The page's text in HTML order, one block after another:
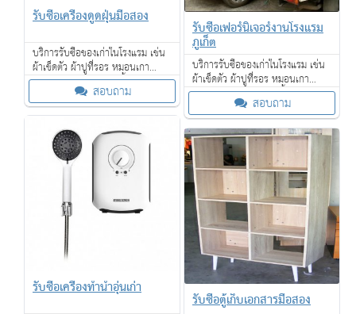
รับซื้อเฟอร์นิเจอร์งานโรงแรม
ภูเก็ต
บริการรับซื้อของเก่าในโรงแรม เช่น
ผ้าเช็ดตัว ผ้าปูที่รอร หมอนเกา
เฟอร์นิเจอร์ โคมไฟ กาน้ำร้อน ไดร์
เป่าผม โซฟา เตียงนอน ที่นอน และ
อื่น ๆ
สอบถาม
รับซื้อเครื่องดูดฝุ่นมือสอง
บริการรับซื้อของเก่าในโรงแรม เช่น
ผ้าเช็ดตัว ผ้าปูที่รอร หมอนเกา
เฟอร์นิเจอร์ โคมไฟ กาน้ำร้อน ไดร์
เป่าผม โซฟา เตียงนอน ที่นอน และ
อื่น ๆ
สอบถาม
รับซื้อเครื่องทำน้ำอุ่นเก่า
รับซื้อตู้เก็บเอกสารมือสอง